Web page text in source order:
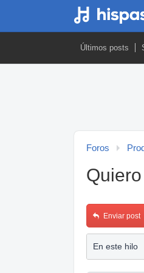
Últimos posts
Foros
Enviar post